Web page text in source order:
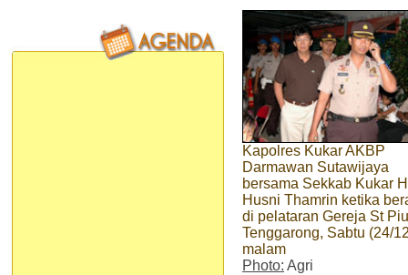
Kapolres Kukar AKBP
Darmawan Sutawijaya
bersama Sekkab Kukar
Husni Thamrin ketika
di pelataran Gereja St
Tenggarong, Sabtu (24/
malam
Photo: Agri